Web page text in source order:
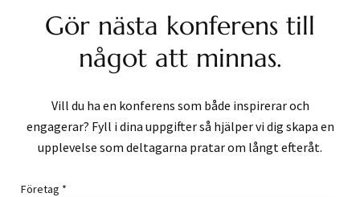
Gör nästa konferens till
något att minnas.
Vill du ha en konferens som både inspirerar och
engagerar? Fyll i dina uppgifter så hjälper vi dig skapa en
upplevelse som deltagarna pratar om långt efteråt.
Företag *